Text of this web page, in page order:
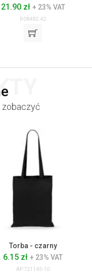
21.90 zł + 23% VAT
R08482.42
zobaczyć
Torba - czarny
6.15 zł + 23% VAT
AP721145-10